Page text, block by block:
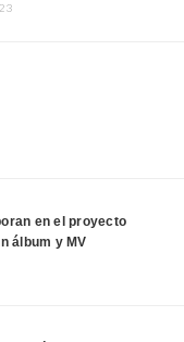
en el proyecto
álbum y MV